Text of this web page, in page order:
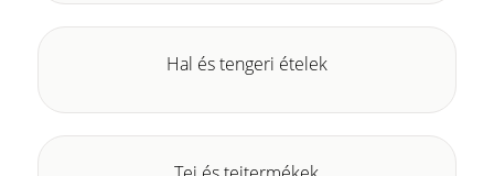
Hal és tengeri ételek